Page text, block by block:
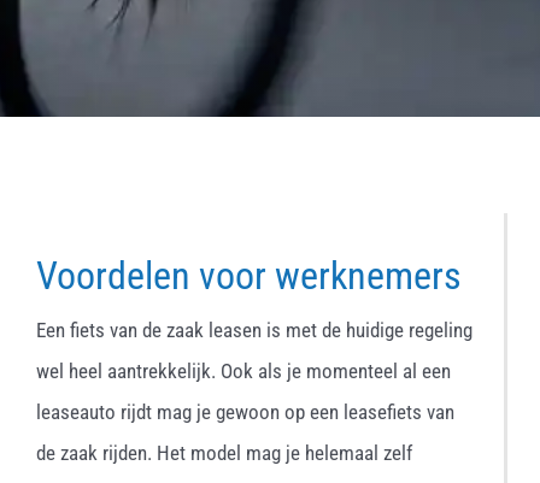
Voordelen voor werknemers
Een fiets van de zaak leasen is met de huidige regeling
wel heel aantrekkelijk. Ook als je momenteel al een
leaseauto rijdt mag je gewoon op een leasefiets van
de zaak rijden. Het model mag je helemaal zelf